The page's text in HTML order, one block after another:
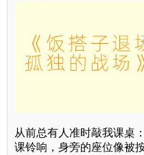
从前总有人准时敲我课桌
课铃响，身旁的座位像被